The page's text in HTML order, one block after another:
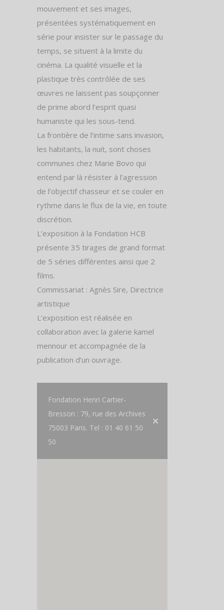
mouvement et ses images,
présentées systématiquement en
série pour insister sur le passage du
temps, se situent à la limite du
cinéma. La qualité visuelle et la
plastique très contrôlée de ses
œuvres ne laissent pas soupçonner
de prime abord l’esprit quasi
humaniste qui les sous-tend.
La frontière de l’intime sans invasion,
les habitants, la nuit, sont choses
communes chez Marie Bovo qui
entend par là résister à l’agression
de l’objectif chasseur et se couler en
rythme dans le flux de la vie, en toute
discrétion.
L’exposition à la Fondation HCB
présente 35 tirages de grand format
de 5 séries différentes ainsi que 2
films.
Commissariat : Agnès Sire, Directrice
artistique
L’exposition est réalisée en
collaboration avec la galerie kamel
mennour et accompagnée de la
publication d’un ouvrage.
Fondation Henri Cartier-
Bresson : 79, rue des Archives
75003 Paris. Tel : 01 40 61 50
50